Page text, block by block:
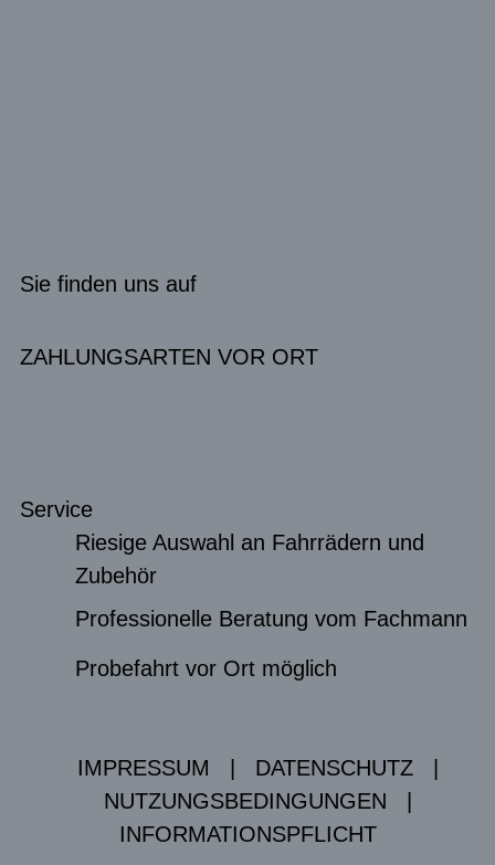
Sie finden uns auf
ZAHLUNGSARTEN VOR ORT
Service
Riesige Auswahl an Fahrrädern und
Zubehör
Professionelle Beratung vom Fachmann
Probefahrt vor Ort möglich
IMPRESSUM DATENSCHUTZ
NUTZUNGSBEDINGUNGEN
INFORMATIONSPFLICHT